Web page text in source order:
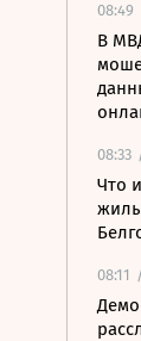
08:49
В
08:33
Что
08:11